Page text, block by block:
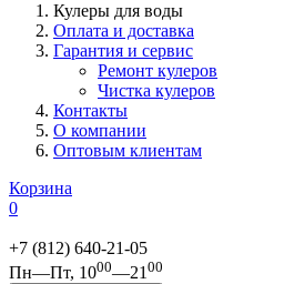
Кулеры для воды
Оплата и доставка
Гарантия и сервис
Ремонт кулеров
Чистка кулеров
Контакты
О компании
Оптовым клиентам
Корзина
0
+7 (812) 640-21-05
Пн—Пт, 1000—21 00